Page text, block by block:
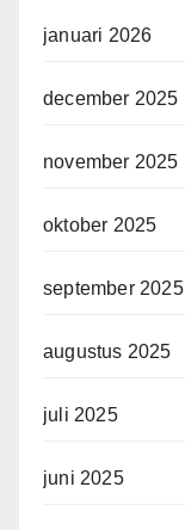
januari 2026
december 2025
november 2025
oktober 2025
september 2025
augustus 2025
juli 2025
juni 2025